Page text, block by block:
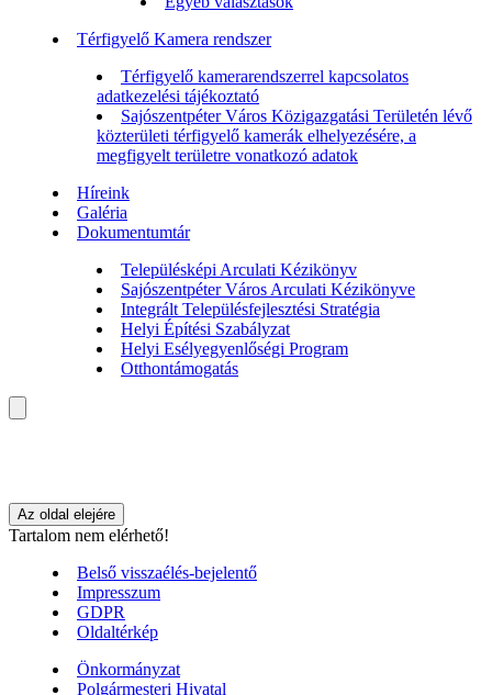
Térfigyelő Kamera rendszer
Térfigyelő kamerarendszerrel kapcsolatos
adatkezelési tájékoztató
Sajószentpéter Város Közigazgatási Területén lévő
közterületi térfigyelő kamerák elhelyezésére, a
megfigyelt területre vonatkozó adatok
Híreink
Galéria
Dokumentumtár
Településképi Arculati Kézikönyv
Sajószentpéter Város Arculati Kézikönyve
Integrált Településfejlesztési Stratégia
Helyi Építési Szabályzat
Helyi Esélyegyenlőségi Program
Otthontámogatás
Az oldal elejére
Tartalom nem elérhető!
Belső visszaélés-bejelentő
Impresszum
GDPR
Oldaltérkép
Önkormányzat
Polgármesteri Hivatal